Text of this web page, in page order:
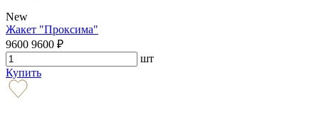
New
Жакет "Проксима"
9600 9600 ₽
шт
Купить